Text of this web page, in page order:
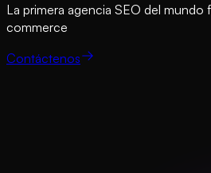
La primera agencia SEO del mundo
commerce
Contáctenos